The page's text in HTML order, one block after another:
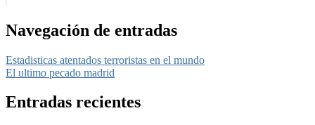
Navegación de entradas
Estadisticas atentados terroristas en el mundo
El ultimo pecado madrid
Entradas recientes